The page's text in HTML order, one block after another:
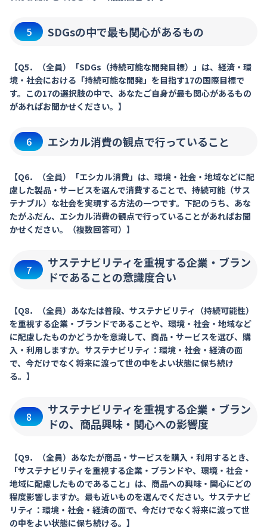
5 SDGsの中で最も関心があるもの
【Q5．（全員）「SDGs（持続可能な開発目標）」は、経済・環
境・社会における「持続可能な開発」を目指す17の国際目標で
す。この17の選択肢の中で、あなたご自身が最も関心があるもの
があればお聞かせください。】
6 エシカル消費の観点で行っていること
【Q6．（全員）「エシカル消費」は、環境・社会・地域などに配
慮した製品・サービスを選んで消費することで、持続可能（サス
テナブル）な社会を実現する方法の一つです。下記のうち、あな
たがふだん、エシカル消費の観点で行っていることがあればお聞
かせください。（複数回答可）】
7
サステナビリティを重視する企業・ブラン
ドであることの意識度合い
【Q8．（全員）あなたは普段、サステナビリティ（持続可能性）
を重視する企業・ブランドであることや、環境・社会・地域など
に配慮したものかどうかを意識して、商品・サービスを選び、購
入・利用しますか。サステナビリティ：環境・社会・経済の面
で、今だけでなく将来に渡って世の中をよい状態に保ち続け
る。】
8
サステナビリティを重視する企業・ブラン
ドの、商品興味・関心への影響度
【Q9．（全員）あなたが商品・サービスを購入・利用するとき、
「サステナビリティを重視する企業・ブランドや、環境・社会・
地域に配慮したものであること」は、商品への興味・関心にどの
程度影響しますか。最も近いものを選んでください。サステナビ
リティ：環境・社会・経済の面で、今だけでなく将来に渡って世
の中をよい状態に保ち続ける。】